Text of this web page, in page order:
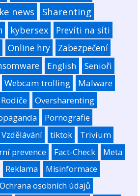
news Sharenting
kybersex
Prevíti na síti
Online hry
Zabezpečení
English
Senioři
Webcam trolling
Malware
Rodiče
Oversharenting
Pornografie
Vzdělávání tiktok
Trivium
prevence Fact-Check
Meta
Reklama
Misinformace
Ochrana osobních údajů